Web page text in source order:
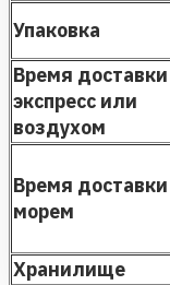
Упаковка
Время доставки
экспресс или
воздухом
Время доставки
морем
Хранилище